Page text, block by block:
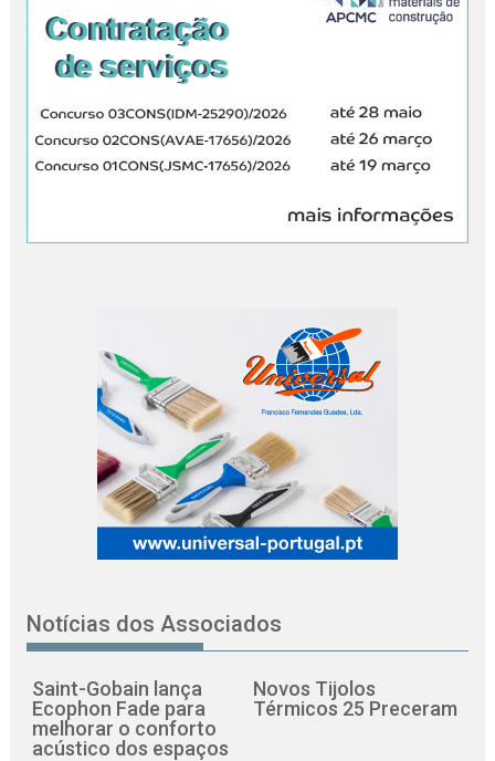
Notícias dos Associados
Saint-Gobain lança
Ecophon Fade para
melhorar o conforto
acústico dos espaços
Novos Tijolos
Térmicos 25 Preceram